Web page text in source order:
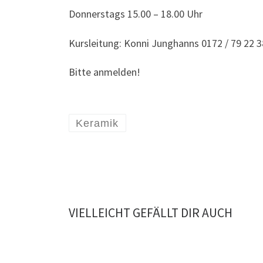
Donnerstags 15.00 – 18.00 Uhr
Kursleitung: Konni Junghanns 0172 / 79 22
Bitte anmelden!
Keramik
VIELLEICHT GEFÄLLT DIR AUCH